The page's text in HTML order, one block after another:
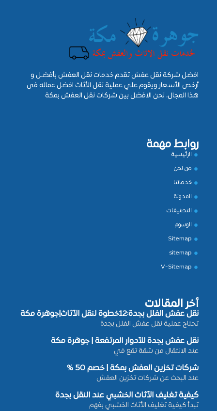
افضل شركة نقل عفش تقدم خدمات نقل العفش بأفضـل و
أرخص الأسـعار ويقوم علي عملية نقل الأثاث افضل عماله فى
هذا المجال، نحن الافضل بين شركات نقل العفش بمكة
روابط مهمة
الرئيسية
من نحن
خدماتنا
المدونة
التصنيفات
الوسوم
Sitemap
sitemap
V-Sitemap
أخر المقالات
نقل عفش الفلل بجدة:12خطوة لنقل الأثاث|جوهرة مكة
تحتاج عملية نقل عفش الفلل بجدة
نقل عفش بجدة للأدوار المرتفعة | جوهرة مكة
عند الانتقال من شقة تقع في
شركات تخزين العفش بمكة | خصم 50 %
عند البحث عن شركات تخزين العفش
كيفية تغليف الأثاث الخشبي عند النقل بجدة
تبدأ كيفية تغليف الأثاث الخشبي بفهم